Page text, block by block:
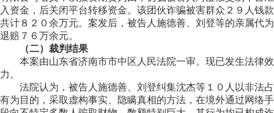
入资金，后关闭平台转移资金。该团伙诈骗被害群众２９人钱款
共计８２０余万元。案发后，被告人施德善、刘登等的亲属代为
退赔７６万余元。
（二）裁判结果
本案由山东省济南市市中区人民法院一审。现已发生法律效
力。
法院认为，被告人施德善、刘登纠集沈杰等１０人以非法占
有为目的，采取虚构事实、隐瞒真相的方法，在境外通过网络手